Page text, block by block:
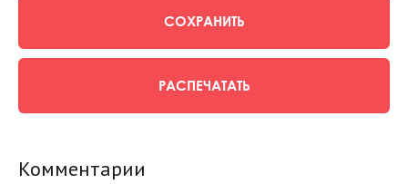
СОХРАНИТЬ
РАСПЕЧАТАТЬ
Комментарии